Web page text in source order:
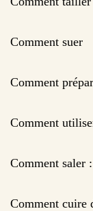
Comment suer
Comment
Comment
Comment saler
Comment cuire